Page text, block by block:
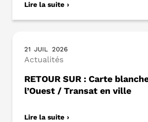
Lire la suite
21 JUIL 2026
Actualités
RETOUR SUR : Carte
l’Ouest / Transat en ville
Lire la suite